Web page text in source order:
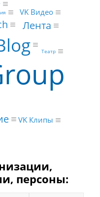
Лента
VK Видео
VK Клипы
Театр
персоны: